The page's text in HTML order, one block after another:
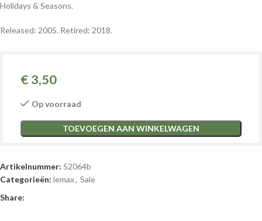
Holidays & Seasons.
Released: 2005. Retired: 2018.
€ 3,50
Op voorraad
TOEVOEGEN AAN WINKELWAGEN
Artikelnummer: 52064b
Categorieën: lemax, Sale
Share: